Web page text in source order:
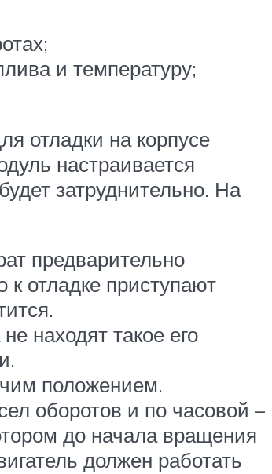
и температуру;
отладки на корпусе
настраивается
затруднительно. На
предварительно
отладке приступают
находят такое его
положением.
оборотов и по часовой –
до начала вращения
должен работать